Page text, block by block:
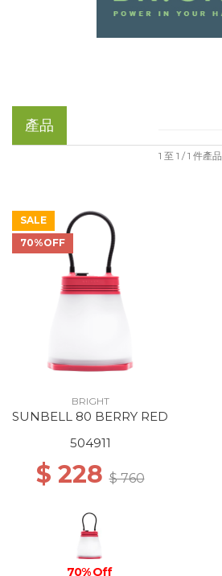
產品
1 至 1 / 1 件產品
SALE
70%OFF
BRIGHT
SUNBELL 80 BERRY RED
504911
$ 228$ 760
70% Off